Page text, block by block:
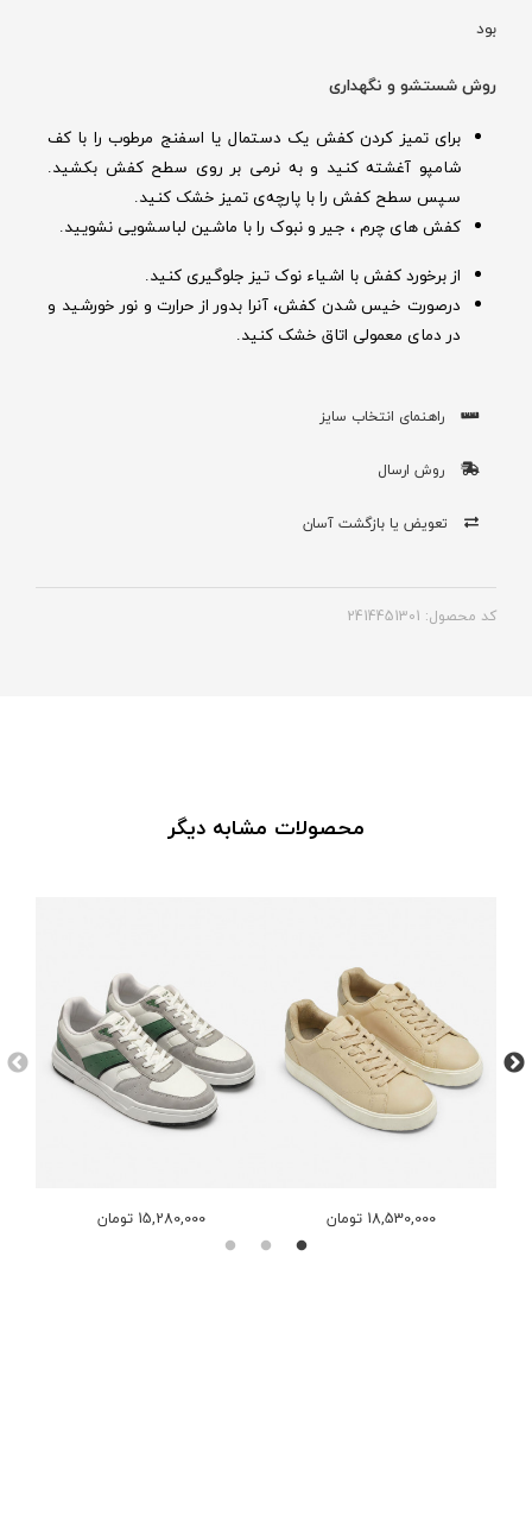
بود
روش شستشو و نگهداری
برای تمیز کردن کفش یک دستمال یا اسفنج مرطوب را با کف
شامپو آغشته کنید و به نرمی بر روی سطح کفش بکشید.
سپس سطح کفش را با پارچه‌ی تمیز خشک کنید.
کفش های چرم ، جیر و نبوک را با ماشین لباسشویی نشویید.
از برخورد کفش با اشیاء نوک تیز جلوگیری کنید.
درصورت خیس شدن کفش‌، آنرا بدور از حرارت و نور خورشید و
در دمای معمولی اتاق خشک کنید.
راهنمای انتخاب سایز
روش ارسال
تعویض یا بازگشت آسان
کد محصول: 2414451301
محصولات مشابه دیگر
15,280,000 تومان 18,530,000 تومان